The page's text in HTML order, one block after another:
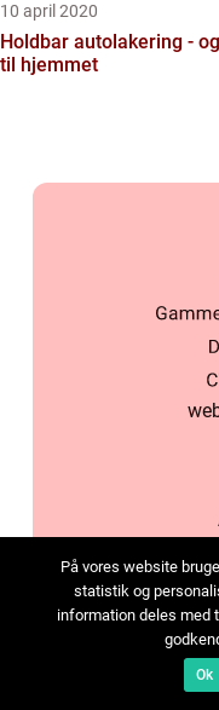
10 april 2020
Holdbar autolakering -
til hjemmet
På vores website
statistik og
information deles med
Ok